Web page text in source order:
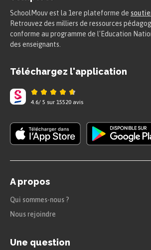
Ulysse : un héros
l’épreuve des
Dans une épopée, le héros se
Dans l’ Odyssée, Ulysse est confronté
nombreuses créatures effrayantes,
cyclope Polyphème.
À retenir
SchoolMouv est la 1ere plateforme de
Retrouvez des milliers de ressources
conforme au programme de l'Education
des enseignants.
Téléchargez l'application
4.6/ 5 sur 15520 avis
A propos
Qui sommes-nous ?
Nous rejoindre
Une question